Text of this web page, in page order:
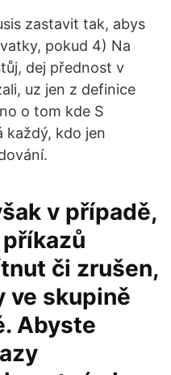
zastavit tak, abys
pokud 4) Na
dej přednost v
uz jen z definice
o tom kde S
každý, kdo jen
v případě,
či zrušen,
ve skupině
Abyste